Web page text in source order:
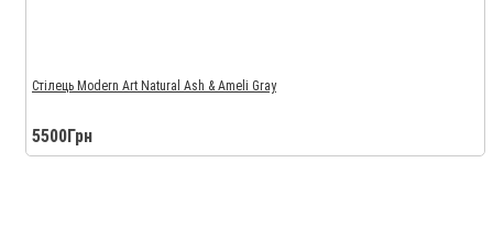
Стілець Modern Art Natural Ash & Ameli Gray
5500Грн